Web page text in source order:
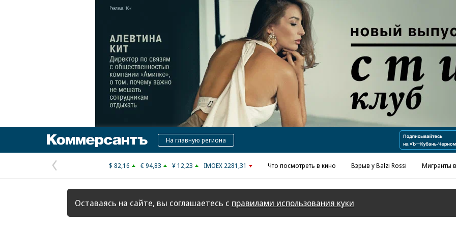
Реклама в «Ъ» www.kommersant.ru/ad
КоммерсантъНа главную региона
Предыдущая
страница
$ 82,16 € 94,83 ¥ 12,23 IMOEX 2281,31 Что посмотреть в кино Взрыв у Balzi Rossi Мигранты
Оставаясь на сайте, вы соглашаетесь с правилами использования куки